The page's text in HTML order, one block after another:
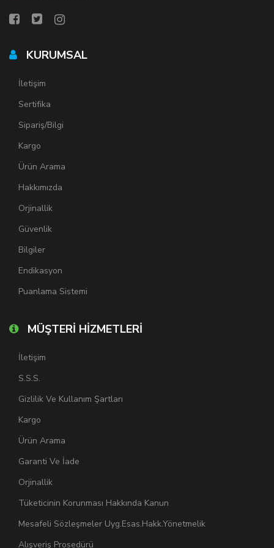
KURUMSAL
İletişim
Sertifika
Sipariş/Bilgi
Kargo
Ürün Arama
Hakkımızda
Orjinallik
Güvenlik
Bilgiler
Endikasyon
Puanlama Sistemi
MÜŞTERİ HİZMETLERİ
İletişim
S.S.S.
Gizlilik Ve Kullanım Şartları
Kargo
Ürün Arama
Garanti Ve İade
Orjinallik
Tüketicinin Korunması Hakkında Kanun
Mesafeli Sözleşmeler Uyg.Esas.Hakk.Yönetmelik
Alışveriş Prosedürü